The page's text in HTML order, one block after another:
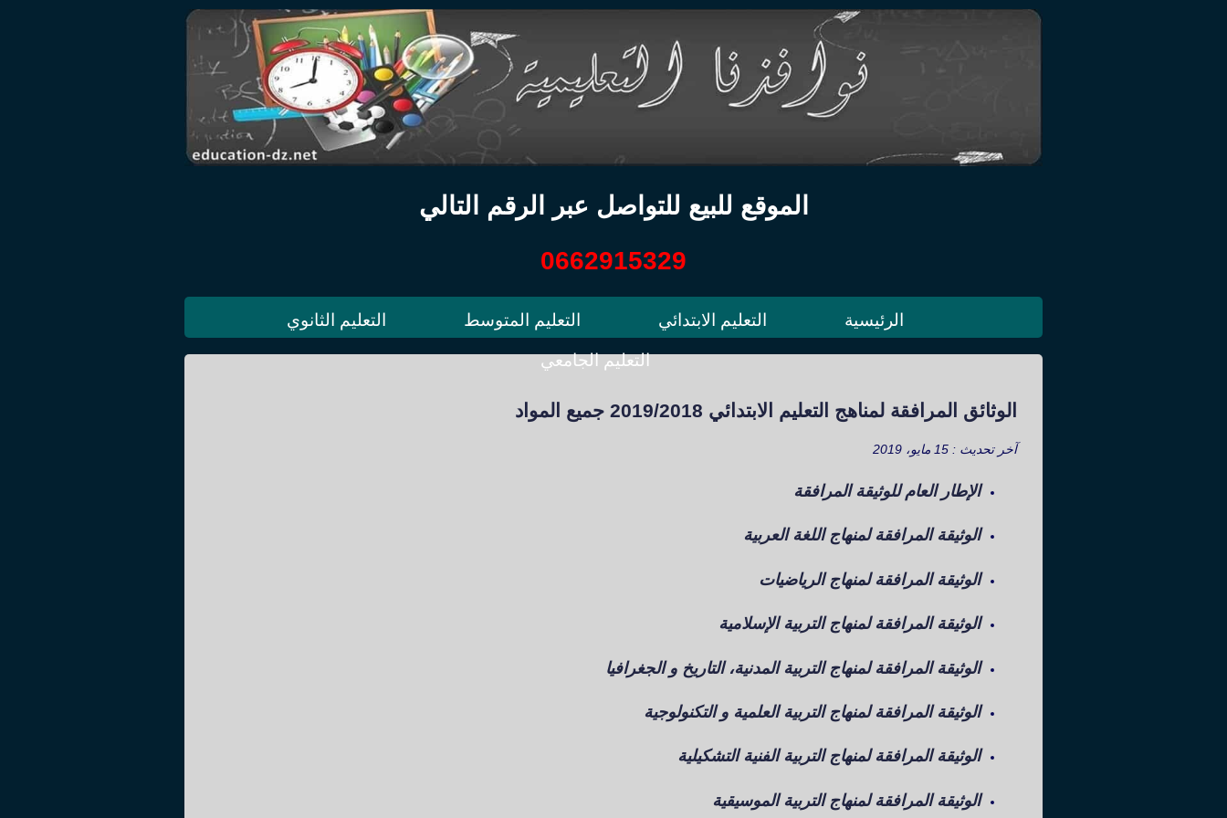
الموقع للبيع للتواصل عبر الرقم التالي
0662915329
الرئيسية التعليم الابتدائي التعليم المتوسط التعليم الثانوي
التعليم الجامعي
الوثائق المرافقة لمناهج التعليم الابتدائي 2019/2018 جميع المواد
آخر تحديث : 15 مايو، 2019
الإطار العام للوثيقة المرافقة
الوثيقة المرافقة لمنهاج اللغة العربية
الوثيقة المرافقة لمنهاج الرياضيات
الوثيقة المرافقة لمنهاج التربية الإسلامية
الوثيقة المرافقة لمنهاج التربية المدنية، التاريخ و الجغرافيا
الوثيقة المرافقة لمنهاج التربية العلمية و التكنولوجية
الوثيقة المرافقة لمنهاج التربية الفنية التشكيلية
الوثيقة المرافقة لمنهاج التربية الموسيقية